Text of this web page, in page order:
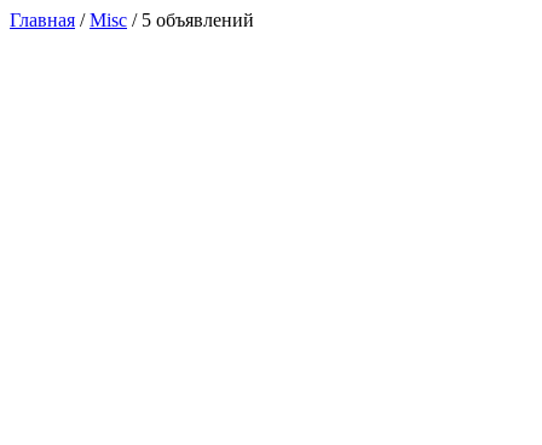
Главная /Misc / 5 объявлений